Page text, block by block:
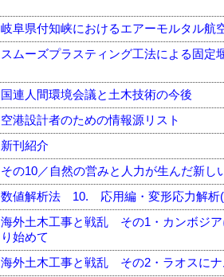
岐阜県付知峡におけるエアーモルタル航
スムーズプラスティング工法による固定
国連人間環境会議と土木技術の今後
空港設計者のための情報源リスト
新刊紹介
その10／自然の営みと人力が生んだ新し
数値解析法 10. 応用編・変形応力解析
海外土木工事と戦乱 その1・カンボジ
り始めて
海外土木工事と戦乱 その2・ラオスに